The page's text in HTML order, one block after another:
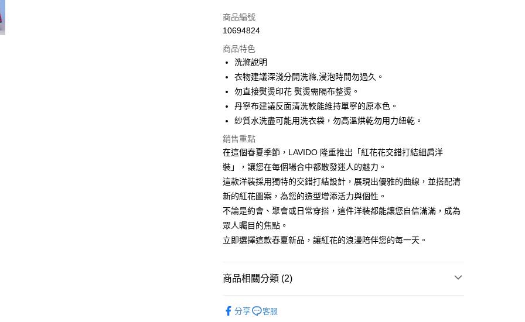
信用卡一次付款
Apple Pay
街口支付
悠遊付
大哥付你分期
相關說明
【大哥付你分期使用說明】
1.本服務由台灣大哥大提供，台灣大哥大用戶可立即使用無須另外申請。
2.付款方式選擇「大哥付你分期」，訂單成立後會自動跳轉到大哥付的交易
流程，驗證手機門號後，選擇欲分期的期數、繳款截止日，確認付款後即
完成交易。
3.實際核准額度、可分期數及費用金額請依後續交易確認頁面所載為準。
4.訂單成立30分鐘內，如未前往確認交易或遇審核未通過，訂單將自動取
消。如遇「轉專審核」未通過狀況，表示未達大哥付你分期系統評分，恕
【繳款方式說明】
2.透過簡訊連結打開帳單後，可選擇「超商條碼／台灣大直營門市／銀行轉
帳／街口支付／iPASS MONEY」等通路繳費。
【注意事項】
1.本服務係由「台灣大哥大股份有限公司」（以下簡稱本公司）所提供，讓
ATM付款
運送方式
全家取貨付款
每筆NT$60，滿NT$1,500(含以上)免運費
商品編號
10694824
商品特色
洗滌說明
衣物建議深淺分開洗滌,浸泡時間勿過久。
勿直接熨燙印花 熨燙需隔布整燙。
丹寧布建議反面清洗較能維持單寧的原本色。
紗質水洗盡可能用洗衣袋，勿高溫烘乾勿用力紐乾。
銷售重點
在這個春夏季節，LAVIDO 隆重推出「紅花花交錯打結細肩洋
裝」，讓您在每個場合中都散發迷人的魅力。
這款洋裝採用獨特的交錯打結設計，展現出優雅的曲線，並搭配清
新的紅花圖案，為您的造型增添活力與個性。
不論是約會、聚會或日常穿搭，這件洋裝都能讓您自信滿滿，成為
眾人矚目的焦點。
立即選擇這款春夏新品，讓紅花的浪漫陪伴您的每一天。
商品相關分類 (2)
分享 客服